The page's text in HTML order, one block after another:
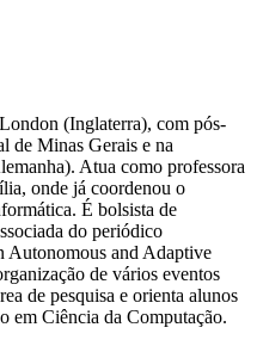
(Inglaterra), com pós-
de Minas Gerais e na
Atua como professora
onde já coordenou o
É bolsista de
do periódico
Autonomous and Adaptive
de vários eventos
de pesquisa e orienta alunos
em Ciência da Computação.